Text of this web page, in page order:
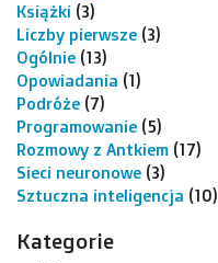
Książki (3)
Liczby pierwsze (3)
Ogólnie (13)
Opowiadania (1)
Podróże (7)
Programowanie (5)
Rozmowy z Antkiem (17)
Sieci neuronowe (3)
Sztuczna inteligencja (10)
Kategorie